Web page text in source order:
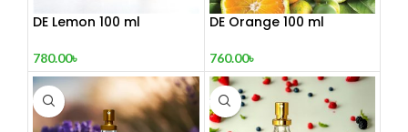
DE Lemon 100 ml
780.00৳
DE Orange 100 ml
760.00৳